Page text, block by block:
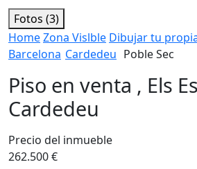
Fotos (3)
HomeZona Vislble Dibujar tu
Barcelona Cardedeu Poble Sec
Piso en venta , Els
Cardedeu
Precio del inmueble
262.500 €